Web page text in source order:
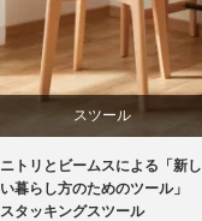
ライフスタイル
家具
スツール
ニトリ
ニトリとビームスによる「新し
い暮らし方のためのツール」
スタッキングスツール